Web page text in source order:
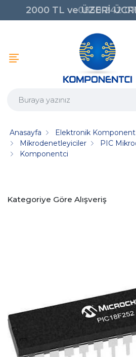
2000 TL ve ÜZERİ
0850 242
Anasayfa
Elektronik Komponent
Mikrodenetleyiciler
PIC
Komponentci
Kategoriye Göre Alışveriş